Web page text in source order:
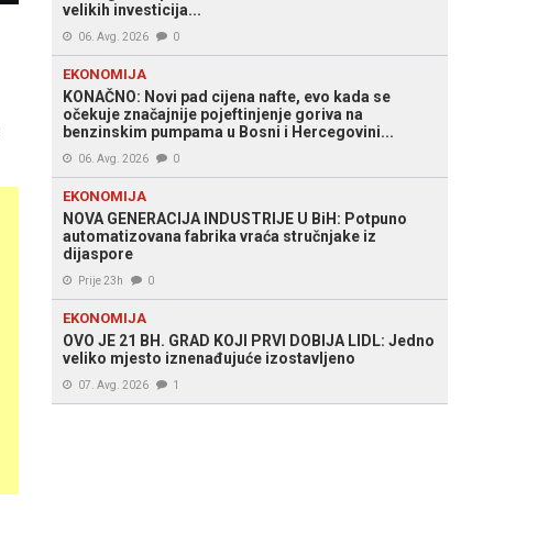
velikih investicija...
06. Avg. 2026 0
EKONOMIJA
KONAČNO: Novi pad cijena nafte, evo kada se
očekuje značajnije pojeftinjenje goriva na
benzinskim pumpama u Bosni i Hercegovini...
06. Avg. 2026 0
EKONOMIJA
NOVA GENERACIJA INDUSTRIJE U BiH: Potpuno
automatizovana fabrika vraća stručnjake iz
dijaspore
Prije 23h 0
EKONOMIJA
OVO JE 21 BH. GRAD KOJI PRVI DOBIJA LIDL: Jedno
veliko mjesto iznenađujuće izostavljeno
07. Avg. 2026 1